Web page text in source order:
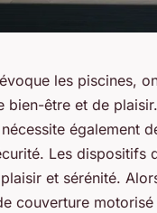
les piscines,
bien-être et de
également
Les dispositifs
et sérénité.
couverture